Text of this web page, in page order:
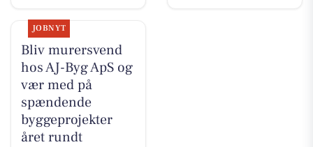
JOBNYT
Bliv murersvend
hos AJ-Byg ApS og
vær med på
spændende
byggeprojekter
året rundt